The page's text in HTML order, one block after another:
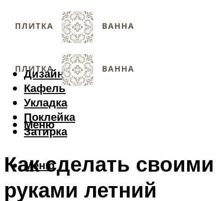
Дизайн
Кафель
Укладка
Поклейка
Затирка
Меню
Меню
Как сделать своими
руками летний